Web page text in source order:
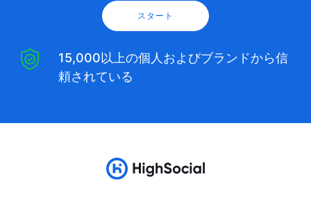
スタート
15,000以上の個人およびブランドから信
頼されている